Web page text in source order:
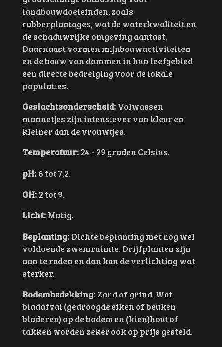
landbouwdoeleinden, zoals
rubberplantages, wat de waterkwaliteit en
de schaduwrijke omgeving aantast.
Daarnaast vormen mijnbouwactiviteiten
en de bouw van dammen in hun leefgebied
een directe bedreiging voor de lokale
populaties.
Geslachtsonderscheid:Volwassen
mannetjes zijn intensiever van kleur en
kleiner dan de vrouwtjes.
Temperatuur:24 - 29 graden Celsius.
pH:6 tot 7,2.
GH:2 tot 9.
Licht:Matig.
Beplanting:Dichte beplanting met nog wel
voldoende zwemruimte. Drijfplanten zijn
aan te raden en dan kan de verlichting wat
sterker.
Bodembedekking:Zand of grind. Wat
bladafval (gedroogde eiken of beuken
bladeren) op de bodem en (kien)hout of
takken worden zeker ook op prijs gesteld.